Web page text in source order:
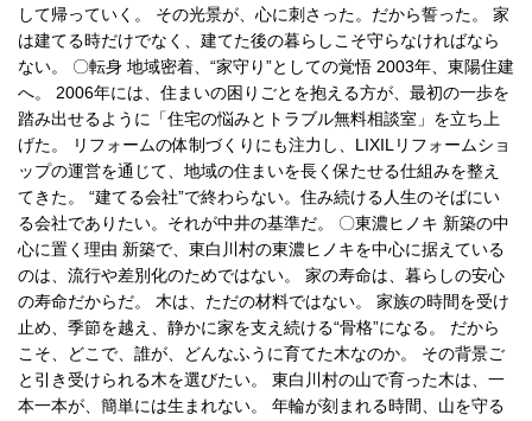
して帰っていく。 その光景が、心に刺さった。だから誓った。 家
は建てる時だけでなく、建てた後の暮らしこそ守らなければなら
ない。 〇転身 地域密着、“家守り”としての覚悟 2003年、東陽住建
へ。 2006年には、住まいの困りごとを抱える方が、最初の一歩を
踏み出せるように「住宅の悩みとトラブル無料相談室」を立ち上
げた。 リフォームの体制づくりにも注力し、LIXILリフォームショ
ップの運営を通じて、地域の住まいを長く保たせる仕組みを整え
てきた。 “建てる会社”で終わらない。住み続ける人生のそばにい
る会社でありたい。それが中井の基準だ。 〇東濃ヒノキ 新築の中
心に置く理由 新築で、東白川村の東濃ヒノキを中心に据えている
のは、流行や差別化のためではない。 家の寿命は、暮らしの安心
の寿命だからだ。 木は、ただの材料ではない。 家族の時間を受け
止め、季節を越え、静かに家を支え続ける“骨格”になる。 だから
こそ、どこで、誰が、どんなふうに育てた木なのか。 その背景ご
と引き受けられる木を選びたい。 東白川村の山で育った木は、一
本一本が、簡単には生まれない。 年輪が刻まれる時間、山を守る